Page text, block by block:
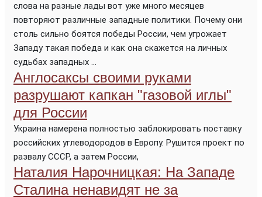
слова на разные лады вот уже много месяцев
повторяют различные западные политики. Почему они
столь сильно боятся победы России, чем угрожает
Западу такая победа и как она скажется на личных
судьбах западных ...
Англосаксы своими руками
разрушают капкан "газовой иглы"
для России
Украина намерена полностью заблокировать поставку
российских углеводородов в Европу. Рушится проект по
развалу СССР, а затем России,
Наталия Нарочницкая: На Западе
Сталина ненавидят не за